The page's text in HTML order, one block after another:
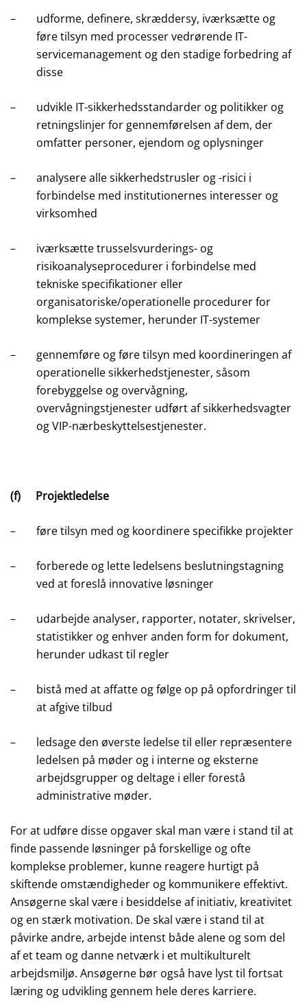
–
udforme, definere, skræddersy, iværksætte og
føre tilsyn med processer vedrørende IT-
servicemanagement og den stadige forbedring af
disse
–
udvikle IT-sikkerhedsstandarder og politikker og
retningslinjer for gennemførelsen af dem, der
omfatter personer, ejendom og oplysninger
–
analysere alle sikkerhedstrusler og -risici i
forbindelse med institutionernes interesser og
virksomhed
–
iværksætte trusselsvurderings- og
risikoanalyseprocedurer i forbindelse med
tekniske specifikationer eller
organisatoriske/operationelle procedurer for
komplekse systemer, herunder IT-systemer
–
gennemføre og føre tilsyn med koordineringen af
operationelle sikkerhedstjenester, såsom
forebyggelse og overvågning,
overvågningstjenester udført af sikkerhedsvagter
og VIP-nærbeskyttelsestjenester.
(f) Projektledelse
– føre tilsyn med og koordinere specifikke projekter
–
forberede og lette ledelsens beslutningstagning
ved at foreslå innovative løsninger
–
udarbejde analyser, rapporter, notater, skrivelser,
statistikker og enhver anden form for dokument,
herunder udkast til regler
–
bistå med at affatte og følge op på opfordringer til
at afgive tilbud
–
ledsage den øverste ledelse til eller repræsentere
ledelsen på møder og i interne og eksterne
arbejdsgrupper og deltage i eller forestå
administrative møder.
For at udføre disse opgaver skal man være i stand til at
finde passende løsninger på forskellige og ofte
komplekse problemer, kunne reagere hurtigt på
skiftende omstændigheder og kommunikere effektivt.
Ansøgerne skal være i besiddelse af initiativ, kreativitet
og en stærk motivation. De skal være i stand til at
påvirke andre, arbejde intenst både alene og som del
af et team og danne netværk i et multikulturelt
arbejdsmiljø. Ansøgerne bør også have lyst til fortsat
læring og udvikling gennem hele deres karriere.